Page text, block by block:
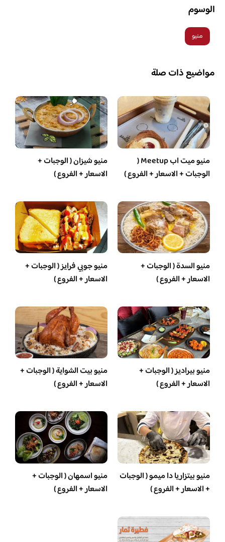
الوسوم
منيو
مواضيع ذات صلة
منيو ميت اب Meetup (
الوجبات + الاسعار + الفروع )
منيو شيزان ( الوجبات +
الاسعار + الفروع )
منيو السدة ( الوجبات +
الاسعار + الفروع )
منيو جوبي فرايز ( الوجبات +
الاسعار + الفروع )
منيو بيراديز ( الوجبات +
الاسعار + الفروع )
منيو بيت الشواية ( الوجبات +
الاسعار + الفروع )
منيو بيتزاريا دا ميمو ( الوجبات
+ الاسعار + الفروع )
منيو اسمهان ( الوجبات +
الاسعار + الفروع )